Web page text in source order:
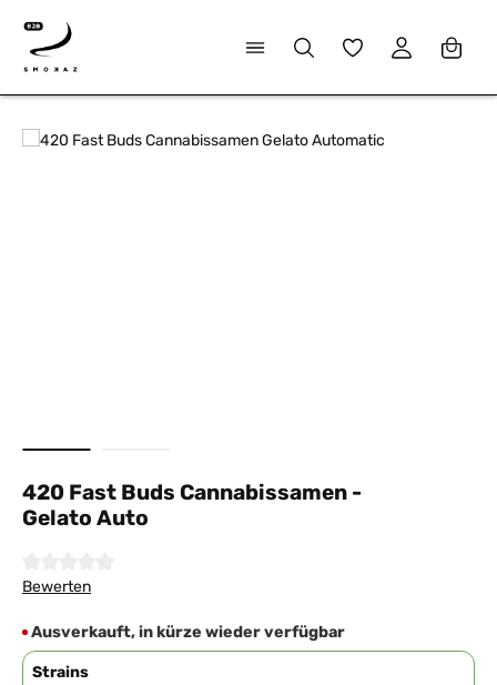
springen
Du hast 0
Bildergalerie überspringen
420 Fast Buds Cannabissamen -
Gelato Auto
Durchschnittliche Bewertung von 0 von 5 Sternen
Bewerten
Ausverkauft, in kürze wieder verfügbar
Strains